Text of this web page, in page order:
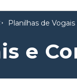
Planilhas de
e